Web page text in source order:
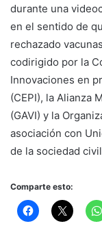
durante una
en el sentido de
rechazado
codirigido por la
Innovaciones en
(CEPI), la Alianza
(GAVI) y la
asociación con
de la sociedad
Comparte esto: